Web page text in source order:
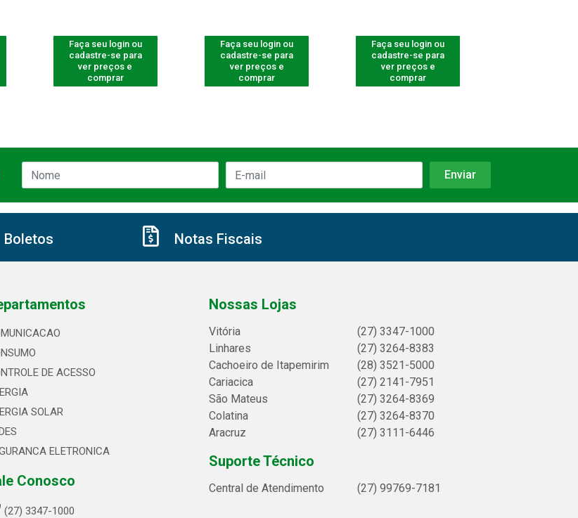
Faça seu login ou
cadastre-se para
ver preços e
comprar
Faça seu login ou
cadastre-se para
ver preços e
comprar
Faça seu login ou
cadastre-se para
ver preços e
comprar
Boletos Notas Fiscais
DE ACESSO
SOLAR
ELETRONICA
Conosco
(27) 3347-1000
Nossas Lojas
Vitória
(27) 3347-1000
Linhares
(27) 3264-8383
Cachoeiro de Itapemirim
(28) 3521-5000
Cariacica
(27) 2141-7951
São Mateus
(27) 3264-8369
Colatina
(27) 3264-8370
Aracruz
(27) 3111-6446
Suporte Técnico
Central de Atendimento (27) 99769-7181